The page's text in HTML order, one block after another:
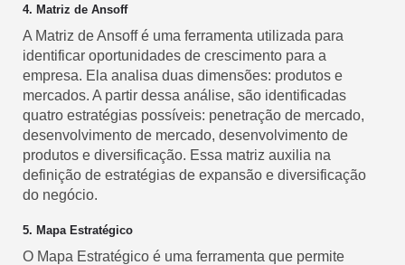
4. Matriz de Ansoff
A Matriz de Ansoff é uma ferramenta utilizada para
identificar oportunidades de crescimento para a
empresa. Ela analisa duas dimensões: produtos e
mercados. A partir dessa análise, são identificadas
quatro estratégias possíveis: penetração de mercado,
desenvolvimento de mercado, desenvolvimento de
produtos e diversificação. Essa matriz auxilia na
definição de estratégias de expansão e diversificação
do negócio.
5. Mapa Estratégico
O Mapa Estratégico é uma ferramenta que permite